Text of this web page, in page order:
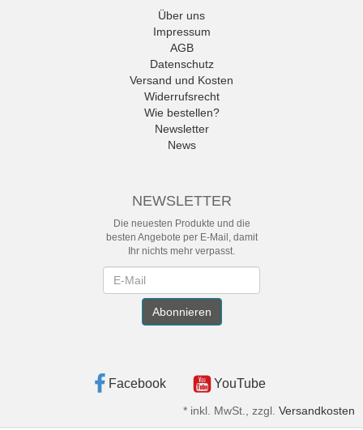
Über uns
Impressum
AGB
Datenschutz
Versand und Kosten
Widerrufsrecht
Wie bestellen?
Newsletter
News
NEWSLETTER
Die neuesten Produkte und die
besten Angebote per E-Mail, damit
Ihr nichts mehr verpasst.
Abonnieren
Facebook YouTube
* inkl. MwSt., zzgl. Versandkosten